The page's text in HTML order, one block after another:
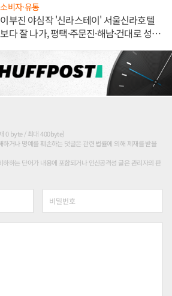
소비자·유통
이부진 야심작 '신라스테이' 서울신라호텔
보다 잘 나가, 평택·주문진·해남·건대로 성
0 byte / 최대 400byte)
하거나 명예를 훼손하는 댓글은 관련 법률에 의해 제재를 받을
하하는 단어가 내용에 포함되거나 인신공격성 글은 관리자의 판